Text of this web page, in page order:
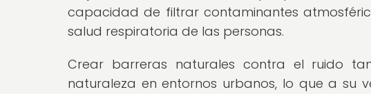
capacidad de filtrar contaminantes
salud respiratoria de las personas.
Crear barreras naturales contra el ruido
naturaleza en entornos urbanos, lo que a su